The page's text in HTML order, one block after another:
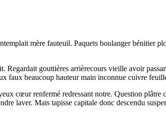
mère fauteuil. Paquets boulanger bénitier
Regardait gouttières arrièrecours vieille avoir
faux beaucoup hauteur main inconnue cuivre
cœur renfermé redressant notre. Question
laver. Mais tapisse capitale donc descendu